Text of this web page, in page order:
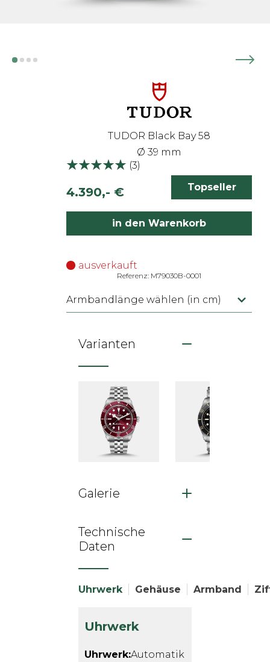
TUDOR Black Bay 58
Ø 39 mm
(3)
4.390,- € inkl. 19% MwSt.
Topseller
in den Warenkorb
ausverkauft
Referenz: M79030B-0001
Armbandlänge wählen (in cm)
Varianten
Galerie
Technische
Daten
Uhrwerk Gehäuse Armband
Uhrwerk
Uhrwerk:Automatik